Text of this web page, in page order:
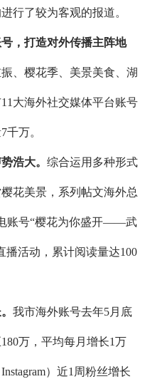
行了较为客观的报道。
号，打造对外传播主阵地
樱花季、美景美食、湖
大海外社交媒体平台账号
千万。
浩大。 综合运用多种形式
花美景，系列帖文海外总
账号“樱花为你盛开——武
播活动，累计阅读量达100
我市海外账号去年5月底
万，平均每月增长1万
）近1周粉丝增长